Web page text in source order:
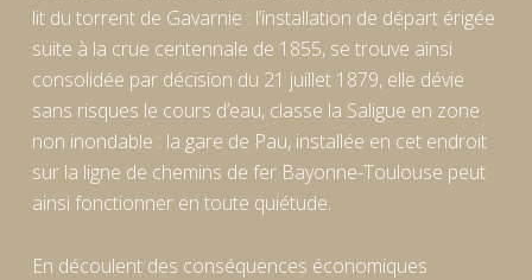
lit du torrent de Gavarnie : l’installation de départ érigée
suite à la crue centennale de 1855, se trouve ainsi
consolidée par décision du 21 juillet 1879, elle dévie
sans risques le cours d’eau, classe la Saligue en zone
non inondable : la gare de Pau, installée en cet endroit
sur la ligne de chemins de fer Bayonne-Toulouse peut
ainsi fonctionner en toute quiétude.
En découlent des conséquences économiques